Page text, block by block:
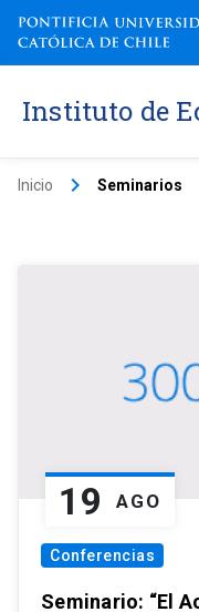
Instituto de
Inicio keyboard_arrow_right Seminarios
19 AGO
Conferencias
Seminario: “El